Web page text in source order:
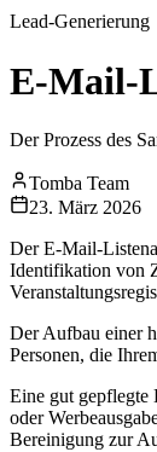
Lead-Generierung
E-Mail-
Der Prozess des
Tomba Team
23. März 2026
Der E-Mail-
Identifikation von
Der Aufbau einer
Personen, die
Eine gut gepflegte
oder
Bereinigung zur